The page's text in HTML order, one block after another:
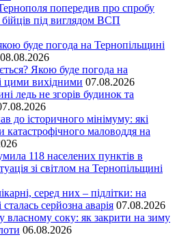
попередив про спробу
під виглядом ВСП
буде погода на Тернопільщині
08.08.2026
Якою буде погода на
цими вихідними 07.08.2026
ледь не згорів будинок та
до історичного мінімуму: які
катастрофічного маловоддя на
118 населених пунктів в
зі світлом на Тернопільщині
серед них – підлітки: на
серйозна аварія 07.08.2026
власному соку: як закрити на зиму
06.08.2026